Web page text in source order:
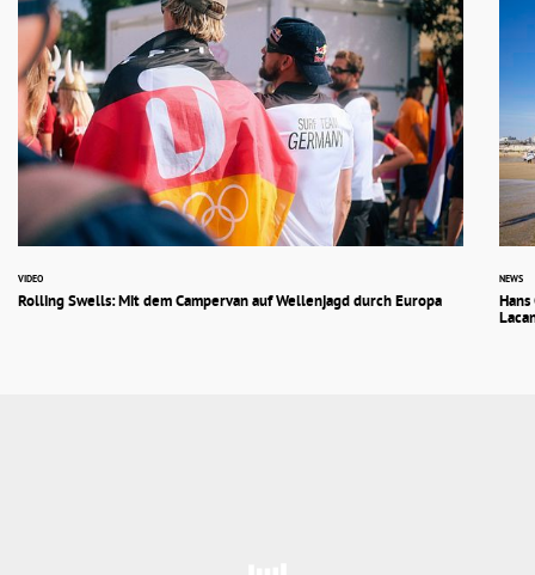
VIDEO
Rolling Swells: Mit dem Campervan auf Wellenjagd durch Europa
NEWS